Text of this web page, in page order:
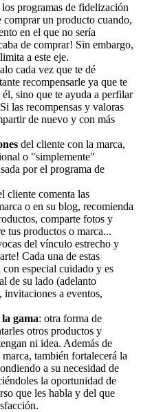
programas de fidelización
comprar un producto cuando,
en el que no sería
de comprar! Sin embargo,
a este eje.
cada vez que te dé
recompensarle ya que te
sino que te ayuda a perfilar
las recompensas y valoras
de nuevo y con más
del cliente con la marca,
o "simplemente"
por el programa de
cliente comenta las
o en su blog, recomienda
comparte fotos y
tus productos o marca...
del vínculo estrecho y
Cada una de estas
especial cuidado y es
de su lado (adelanto
a eventos,
gama: otra forma de
otros productos y
ni idea. Además de
también fortalecerá la
a su necesidad de
la oportunidad de
que les habla y del que